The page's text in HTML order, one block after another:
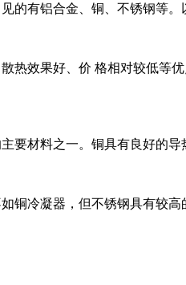
的有铝合金、铜、不锈钢等。
效果好、价 格相对较低等优
材料之一。铜具有良好的导
冷凝器，但不锈钢具有较高